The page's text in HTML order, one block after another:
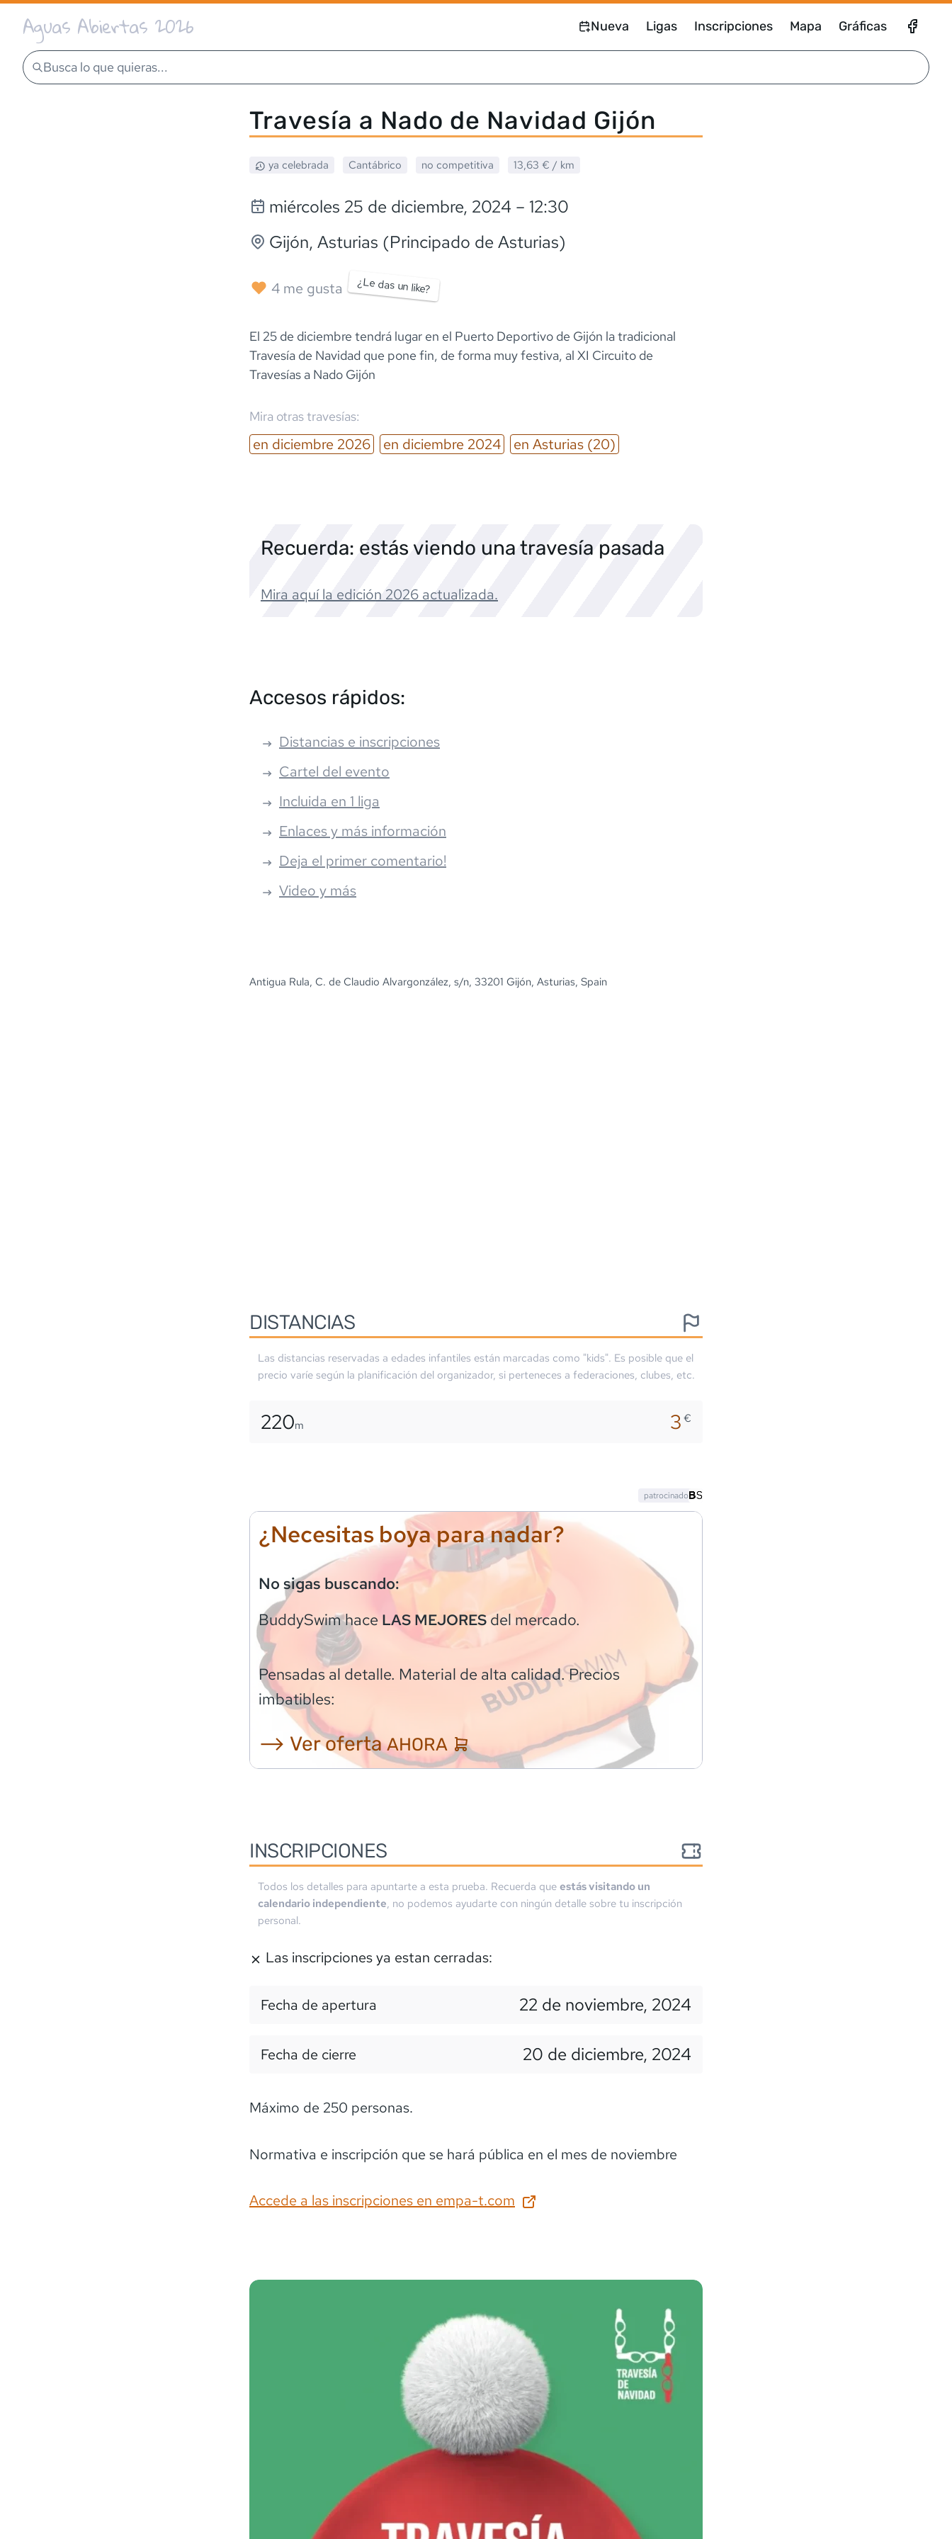
Aguas Abiertas 2026 Nueva Ligas Inscripciones Mapa Gráficas
Busca lo que quieras...
Travesía a Nado de Navidad Gijón
ya celebrada Cantábrico no competitiva 13,63 € / km
miércoles 25 de diciembre, 2024 – 12:30
Gijón, Asturias (Principado de Asturias)
4 me gusta ¿Le das un like?
El 25 de diciembre tendrá lugar en el Puerto Deportivo de Gijón la tradicional
Travesía de Navidad que pone fin, de forma muy festiva, al XI Circuito de
Travesías a Nado Gijón
Mira otras travesías:
en diciembre 2026 en diciembre 2024 en Asturias (20)
Recuerda: estás viendo una travesía pasada
Mira aquí la edición 2026 actualizada.
Accesos rápidos:
Distancias e inscripciones
Cartel del evento
Incluida en 1 liga
Enlaces y más información
Deja el primer comentario!
Video y más
Antigua Rula, C. de Claudio Alvargonzález, s/n, 33201 Gijón, Asturias, Spain
DISTANCIAS
Las distancias reservadas a edades infantiles están marcadas como "kids". Es posible que el
precio varíe según la planificación del organizador, si perteneces a federaciones, clubes, etc.
220m 3€
¿Necesitas boya para nadar?
No sigas buscando:
BuddySwimhaceLAS MEJORESdel mercado.
Pensadas al detalle. Material de alta calidad. Precios
imbatibles:
⟶ Ver ofertaAHORA
patrocinado
INSCRIPCIONES
Todos los detalles para apuntarte a esta prueba. Recuerda que estás visitando un
calendario independiente, no podemos ayudarte con ningún detalle sobre tu inscripción
personal.
Las inscripciones ya estan cerradas:
Fecha de apertura 22 de noviembre, 2024
Fecha de cierre 20 de diciembre, 2024
Máximo de 250 personas.
Normativa e inscripción que se hará pública en el mes de noviembre
Accede a las inscripciones en empa-t.com